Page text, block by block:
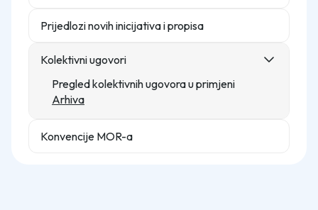
Prijedlozi novih inicijativa i propisa
Kolektivni ugovori
Pregled kolektivnih ugovora u primjeni
Arhiva
Konvencije MOR-a